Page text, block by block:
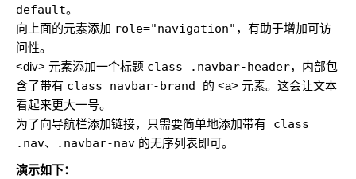
default。
向上面的元素添加 role="navigation" ，有助于增加可访
问性。
<div> 元素添加一个标题 class .navbar-header，内部包
含了带有 class navbar-brand 的 <a> 元素。这会让文本
看起来更大一号。
为了向导航栏添加链接，只需要简单地添加带有 class
.nav、 .navbar-nav 的无序列表即可。
演示如下：